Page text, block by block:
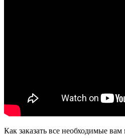
Как заказать все необходимые